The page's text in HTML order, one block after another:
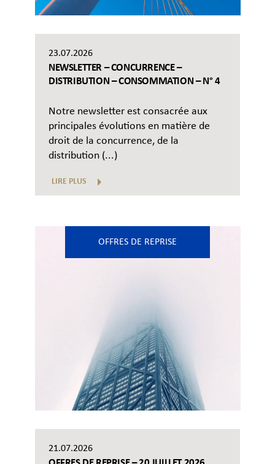
23.07.2026
NEWSLETTER – CONCURRENCE –
DISTRIBUTION – CONSOMMATION – N° 4
Notre newsletter est consacrée aux
principales évolutions en matière de
droit de la concurrence, de la
distribution (...)
LIRE PLUS
OFFRES DE REPRISE
21.07.2026